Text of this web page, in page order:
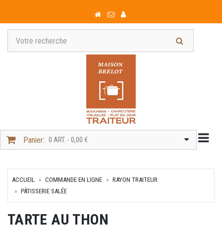
Panier: 0 ART. - 0,00 €
ACCUEIL COMMANDE EN LIGNE
RAYON TRAITEUR
PÂTISSERIE SALÉE
TARTE AU THON